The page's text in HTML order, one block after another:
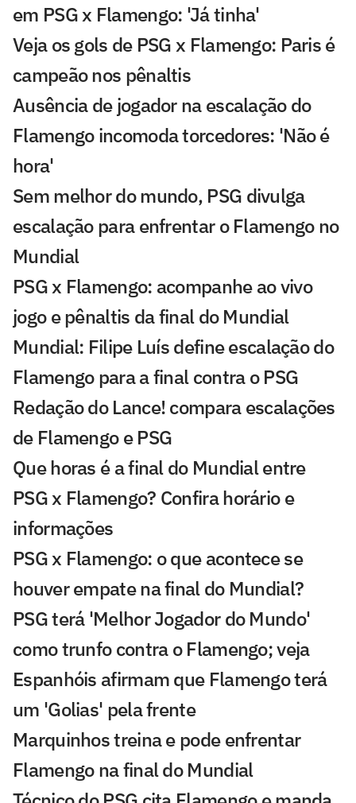
em PSG x Flamengo: 'Já tinha'
Veja os gols de PSG x Flamengo: Paris é
campeão nos pênaltis
Ausência de jogador na escalação do
Flamengo incomoda torcedores: 'Não é
hora'
Sem melhor do mundo, PSG divulga
escalação para enfrentar o Flamengo no
Mundial
PSG x Flamengo: acompanhe ao vivo
jogo e pênaltis da final do Mundial
Mundial: Filipe Luís define escalação do
Flamengo para a final contra o PSG
Redação do Lance! compara escalações
de Flamengo e PSG
Que horas é a final do Mundial entre
PSG x Flamengo? Confira horário e
informações
PSG x Flamengo: o que acontece se
houver empate na final do Mundial?
PSG terá 'Melhor Jogador do Mundo'
como trunfo contra o Flamengo; veja
Espanhóis afirmam que Flamengo terá
um 'Golias' pela frente
Marquinhos treina e pode enfrentar
Flamengo na final do Mundial